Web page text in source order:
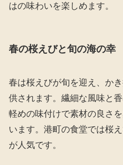
はの味わいを楽しめます。
春の桜えびと旬の海の幸
春は桜えびが旬を迎え、か
供されます。繊細な風味と香
軽めの味付けで素材の良さ
います。港町の食堂では桜
が人気です。